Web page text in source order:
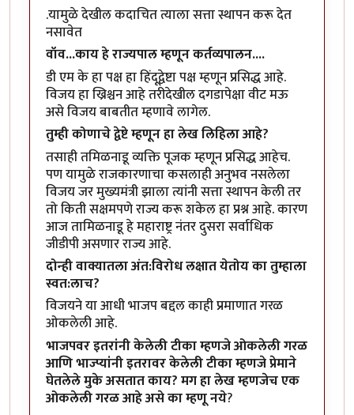
.यामुळे देखील कदाचित त्याला सत्ता स्थापन करू देत
नसावेत
वॉव...काय हे राज्यपाल म्हणून कर्तव्यपालन....
डी एम के हा पक्ष हा हिंदूद्वेष्टा पक्ष म्हणून प्रसिद्ध आहे.
विजय हा ख्रिश्चन आहे तरीदेखील दगडापेक्षा वीट मऊ
असे विजय बाबतीत म्हणावे लागेल.
तुम्ही कोणाचे द्वेष्टे म्हणून हा लेख लिहिला आहे?
तसाही तमिळनाडू व्यक्ति पूजक म्हणून प्रसिद्ध आहेच.
पण यामुळे राजकारणाचा कसलाही अनुभव नसलेला
विजय जर मुख्यमंत्री झाला त्यांनी सत्ता स्थापन केली तर
तो किती सक्षमपणे राज्य करू शकेल हा प्रश्न आहे. कारण
आज तामिळनाडू हे महाराष्ट्र नंतर दुसरा सर्वाधिक
जीडीपी असणार राज्य आहे.
दोन्ही वाक्यातला अंत:विरोध लक्षात येतोय का तुम्हाला
स्वत:लाच?
विजयने या आधी भाजप बद्दल काही प्रमाणात गरळ
ओकलेली आहे.
भाजपवर इतरांनी केलेली टीका म्हणजे ओकलेली गरळ
आणि भाज्प्यांनी इतरावर केलेली टीका म्हणजे प्रेमाने
घेतलेले मुके असतात काय? मग हा लेख म्हणजेच एक
ओकलेली गरळ आहे असे का म्हणू नये?